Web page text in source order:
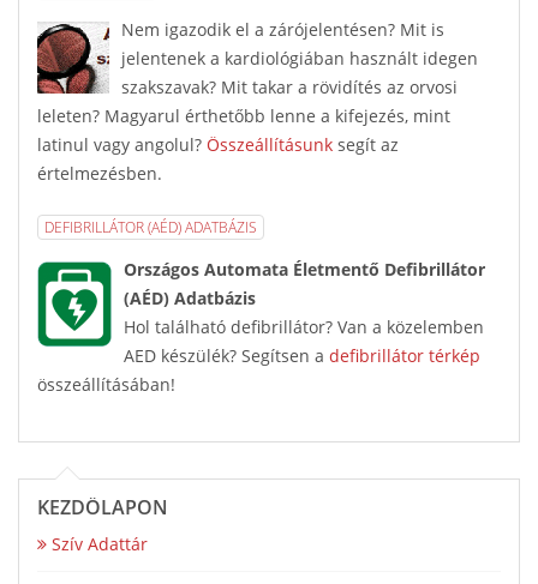
Nem igazodik el a zárójelentésen? Mit is
jelentenek a kardiológiában használt idegen
szakszavak? Mit takar a rövidítés az orvosi
leleten? Magyarul érthetőbb lenne a kifejezés, mint
latinul vagy angolul? Összeállításunk segít az
értelmezésben.
DEFIBRILLÁTOR (AÉD) ADATBÁZIS
Országos Automata Életmentő Defibrillátor
(AÉD) Adatbázis
Hol található defibrillátor? Van a közelemben
AED készülék? Segítsen a defibrillátor térkép
összeállításában!
KEZDŐLAPON
Szív Adattár